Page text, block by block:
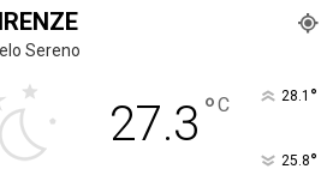
Sereno
27.3 °C 28.1 °
25.8°